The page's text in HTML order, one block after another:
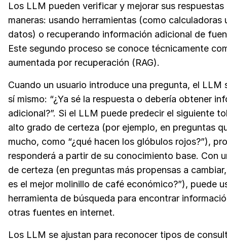
Los LLM pueden verificar y mejorar sus respuestas
maneras: usando herramientas (como calculadoras
datos) o recuperando información adicional de
Este segundo proceso se conoce técnicamente
aumentada por recuperación (RAG).
Cuando un usuario introduce una pregunta, el LLM
sí mismo: “¿Ya sé la respuesta o debería obtener
adicional?”. Si el LLM puede predecir el siguiente
alto grado de certeza (por ejemplo, en preguntas
mucho, como “¿qué hacen los glóbulos rojos?”),
responderá a partir de su conocimiento base. Con
de certeza (en preguntas más propensas a
es el mejor molinillo de café económico?”), puede
herramienta de búsqueda para encontrar
otras fuentes en internet.
Los LLM se ajustan para reconocer tipos de